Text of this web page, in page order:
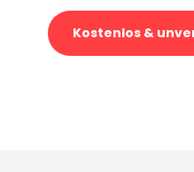
Kostenlos &